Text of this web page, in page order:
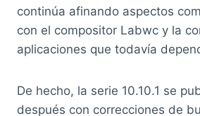
continúa afinando aspectos
con el compositor Labwc y la
aplicaciones que todavía
De hecho, la serie 10.10.1 se
después con correcciones de